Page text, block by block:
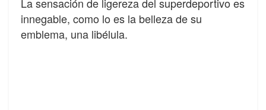
innegable, como lo es la belleza de su
emblema, una libélula.